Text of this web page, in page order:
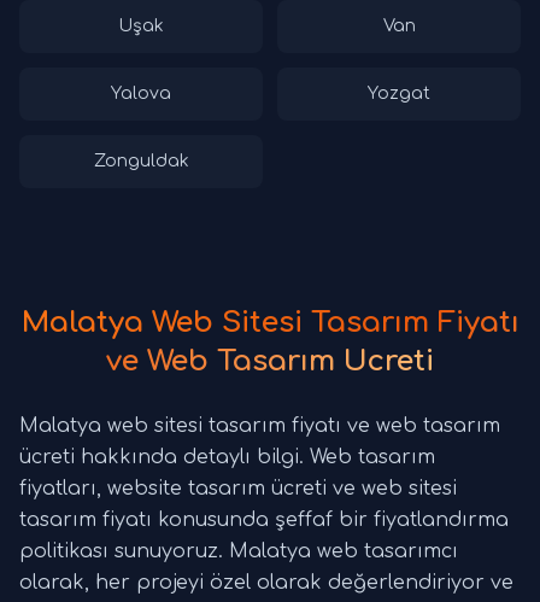
Uşak Van
Yalova Yozgat
Zonguldak
Malatya Web Sitesi Tasarım Fiyatı
ve Web Tasarım Ücreti
Malatya web sitesi tasarım fiyatı ve web tasarım
ücreti hakkında detaylı bilgi. Web tasarım
fiyatları, website tasarım ücreti ve web sitesi
tasarım fiyatı konusunda şeffaf bir fiyatlandırma
politikası sunuyoruz. Malatya web tasarımcı
olarak, her projeyi özel olarak değerlendiriyor ve